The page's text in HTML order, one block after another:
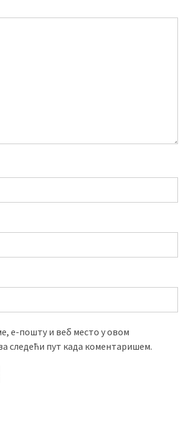
е-пошту и веб место у овом
следећи пут када коментаришем.